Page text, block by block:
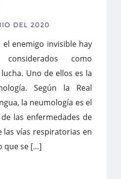
DEL 2020
enemigo invisible hay
como
Uno de ellos es la
Según la Real
la neumología es el
las enfermedades de
las vías respiratorias en
que se […]